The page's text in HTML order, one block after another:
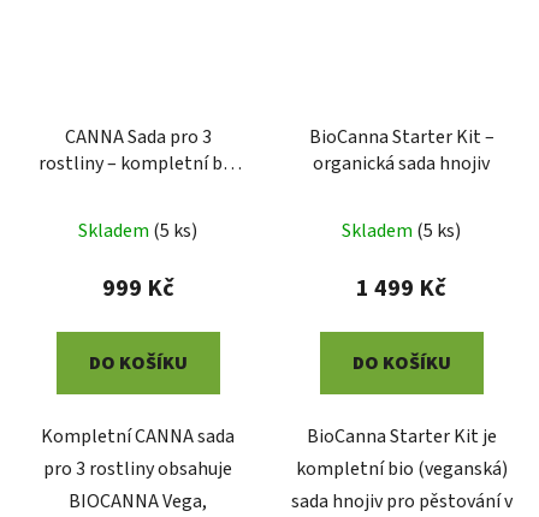
CANNA Sada pro 3
rostliny – kompletní bio
Skladem (5 ks)
999 Kč
DO KOŠÍKU
Kompletní CANNA sada
pro 3 rostliny obsahuje
BIOCANNA Vega,
BioCanna Starter Kit –
organická sada hnojiv
Skladem (5 ks)
1 499 Kč
DO KOŠÍKU
BioCanna Starter Kit je
kompletní bio (veganská)
sada hnojiv pro pěstování v